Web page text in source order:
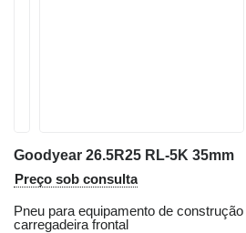
Goodyear 26.5R25 RL-5K 35mm
Preço sob consulta
Pneu para equipamento de
carregadeira frontal